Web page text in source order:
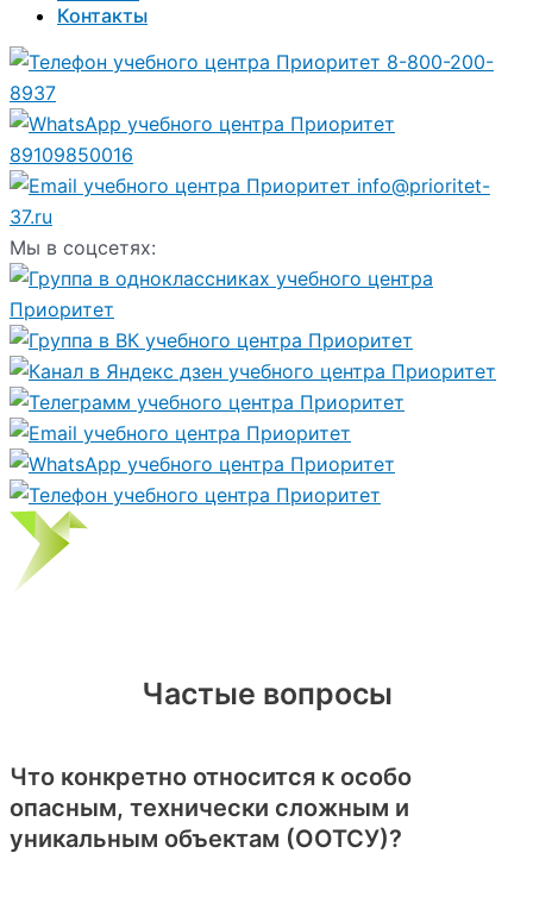
Контакты
8-800-200-
8937
89109850016
info@prioritet-
37.ru
Мы в соцсетях:
Частые вопросы
Что конкретно относится к особо
опасным, технически сложным и
уникальным объектам (ООТСУ)?